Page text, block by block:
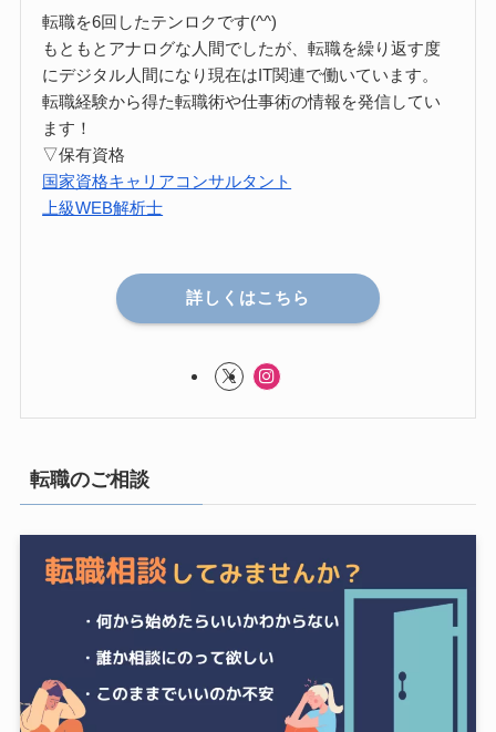
転職を6回したテンロクです(^^)
もともとアナログな人間でしたが、転職を繰り返す度
にデジタル人間になり現在はIT関連で働いています。
転職経験から得た転職術や仕事術の情報を発信してい
ます！
▽保有資格
国家資格キャリアコンサルタント
上級WEB解析士
詳しくはこちら
転職のご相談